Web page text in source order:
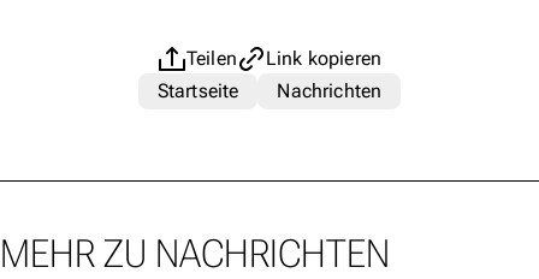
Teilen
Link kopieren
Startseite
Nachrichten
MEHR ZU NACHRICHTEN